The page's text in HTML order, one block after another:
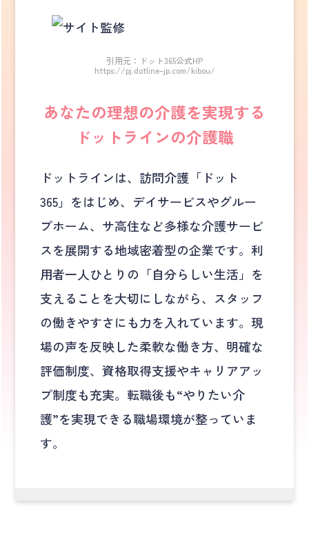
引用元：ドット365公式HP
https://pj.dotline-jp.com/kibou/
あなたの理想の介護を実現する
ドットラインの介護職
ドットラインは、訪問介護「ドット
365」をはじめ、デイサービスやグルー
プホーム、サ高住など多様な介護サービ
スを展開する地域密着型の企業です。利
用者一人ひとりの「自分らしい生活」を
支えることを大切にしながら、スタッフ
の働きやすさにも力を入れています。現
場の声を反映した柔軟な働き方、明確な
評価制度、資格取得支援やキャリアアッ
プ制度も充実。転職後も“やりたい介
護”を実現できる職場環境が整っていま
す。